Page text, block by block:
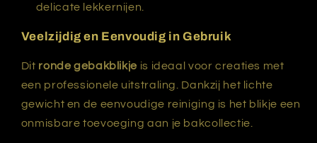
delicate lekkernijen.
Veelzijdig en Eenvoudig in Gebruik
Dit ronde gebakblikje is ideaal voor creaties met
een professionele uitstraling. Dankzij het lichte
gewicht en de eenvoudige reiniging is het blikje een
onmisbare toevoeging aan je bakcollectie.